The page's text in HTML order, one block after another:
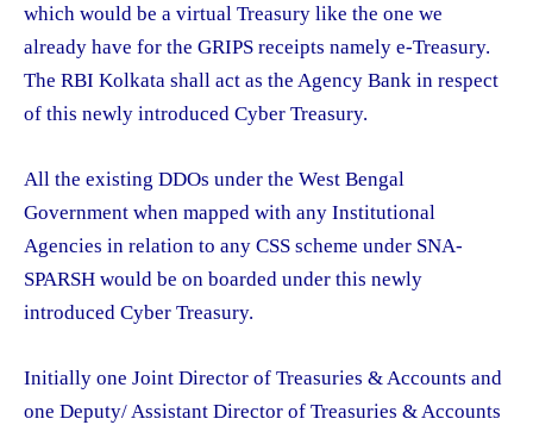
which would be a virtual Treasury like the one we
already have for the GRIPS receipts namely e-Treasury.
The RBI Kolkata shall act as the Agency Bank in respect
of this newly introduced Cyber Treasury.
All the existing DDOs under the West Bengal
Government when mapped with any Institutional
Agencies in relation to any CSS scheme under SNA-
SPARSH would be on boarded under this newly
introduced Cyber Treasury.
Initially one Joint Director of Treasuries & Accounts and
one Deputy/ Assistant Director of Treasuries & Accounts